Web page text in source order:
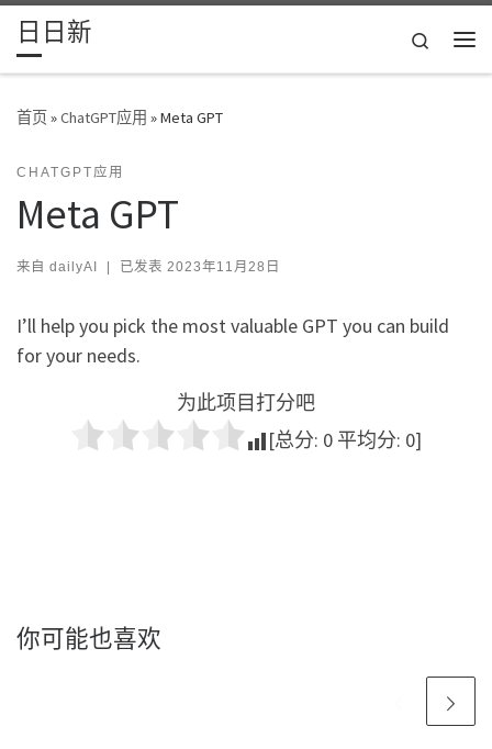
Skip to content
日日新
Search
首页»ChatGPT应用 »Meta GPT
CHATGPT应用
Meta GPT
来自 dailyAI | 已发表 2023年11月28日
I’ll help you pick the most valuable GPT you can build
for your needs.
为此项目打分吧
[总分: 0 平均分: 0]
你可能也喜欢